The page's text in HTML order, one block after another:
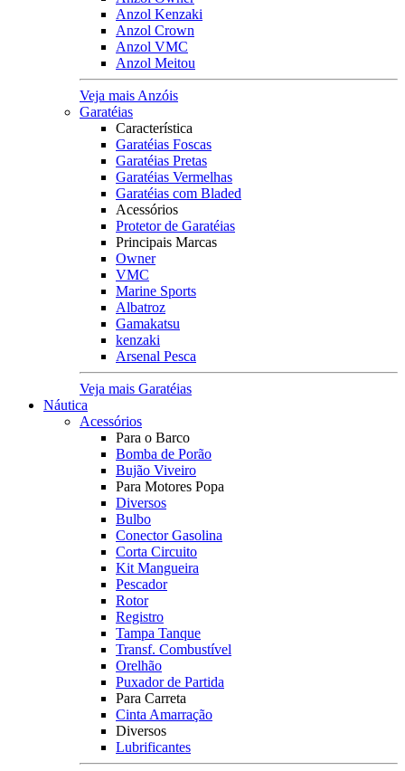
Anzol Kenzaki
Anzol Crown
Anzol VMC
Anzol Meitou
Veja mais Anzóis
Garatéias
Característica
Garatéias Foscas
Garatéias Pretas
Garatéias Vermelhas
Garatéias com Bladed
Acessórios
Protetor de Garatéias
Principais Marcas
Owner
VMC
Marine Sports
Albatroz
Gamakatsu
kenzaki
Arsenal Pesca
Veja mais Garatéias
Náutica
Acessórios
Para o Barco
Bomba de Porão
Bujão Viveiro
Para Motores Popa
Diversos
Bulbo
Conector Gasolina
Corta Circuito
Kit Mangueira
Pescador
Rotor
Registro
Tampa Tanque
Transf. Combustível
Orelhão
Puxador de Partida
Para Carreta
Cinta Amarração
Diversos
Lubrificantes